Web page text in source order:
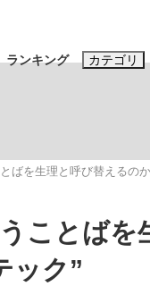
ランキング カテゴリ
おすすめのキーワ
#藤田晋 #三山凌輝
#玉木雄一郎
#亀
ばを生理と呼び替えるの
うことば
ック”